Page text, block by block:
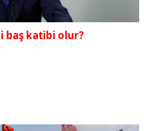
baş katibi olur?